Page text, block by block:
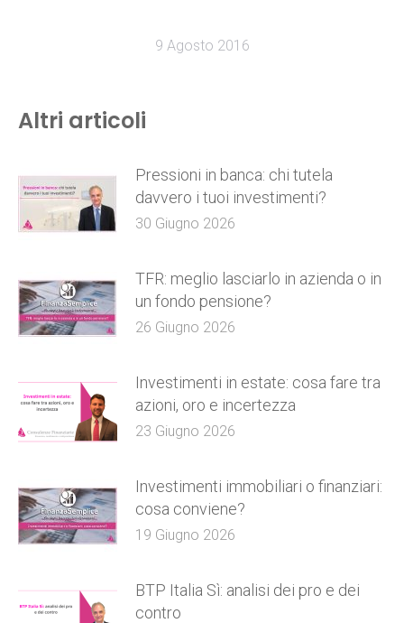
9 Agosto 2016
Altri articoli
Pressioni in banca: chi tutela
davvero i tuoi investimenti?
30 Giugno 2026
TFR: meglio lasciarlo in azienda o in
un fondo pensione?
26 Giugno 2026
Investimenti in estate: cosa fare tra
azioni, oro e incertezza
23 Giugno 2026
Investimenti immobiliari o finanziari:
cosa conviene?
19 Giugno 2026
BTP Italia Sì: analisi dei pro e dei
contro